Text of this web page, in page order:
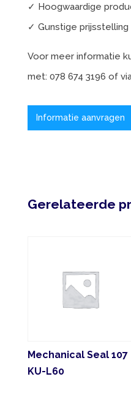
✓ Hoogwaardige
✓ Gunstige prijsstelling
Voor meer informatie
met: 078 674 3196 of
Informatie aanvragen
Gerelateerde
Mechanical Seal 107
KU-L60